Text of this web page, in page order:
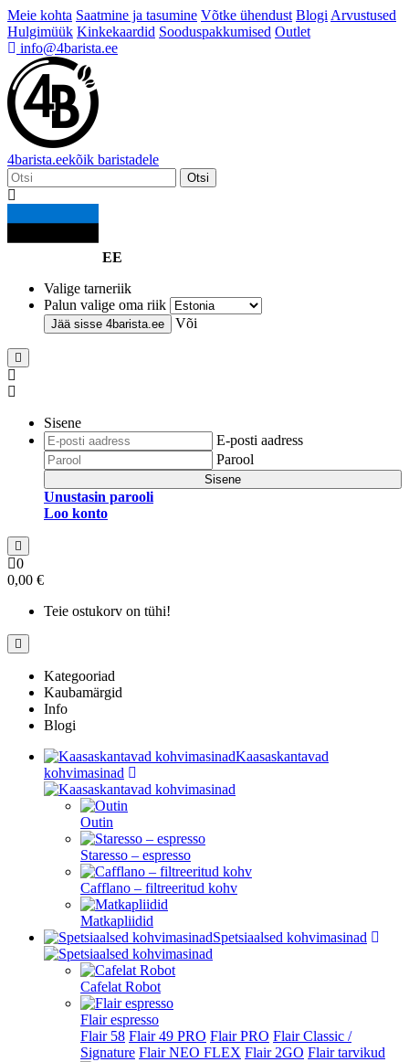
Meie kohta Saatmine ja tasumine Võtke ühendust Blogi Arvustused
Hulgimüük Kinkekaardid Sooduspakkumised Outlet
info@4barista.ee
4barista.eekõik baristadele
Otsi
EE
Valige tarneriik
Palun valige oma riik
Jää sisse 4barista.ee Või
Sisene
E-posti aadress
Parool
Sisene
Unustasin parooli
Loo konto
0
0,00 €
Teie ostukorv on tühi!
Kategooriad
Kaubamärgid
Info
Blogi
Kaasaskantavad
kohvimasinad
Outin
Staresso – espresso
Cafflano – filtreeritud kohv
Matkapliidid
Spetsiaalsed kohvimasinad
Cafelat Robot
Flair espresso
Flair 58 Flair 49 PRO Flair PRO Flair Classic /
Signature Flair NEO FLEX Flair 2GO Flair tarvikud